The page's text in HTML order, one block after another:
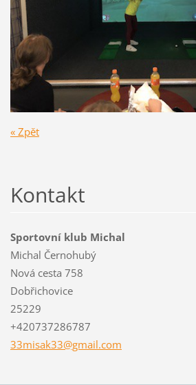
« Zpět
Kontakt
Sportovní klub Michal
Michal Černohubý
Nová cesta 758
Dobřichovice
25229
+420737286787
33misak33@gmail.com